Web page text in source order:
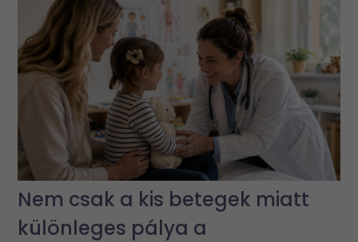
Nem csak a kis betegek miatt
különleges pálya a